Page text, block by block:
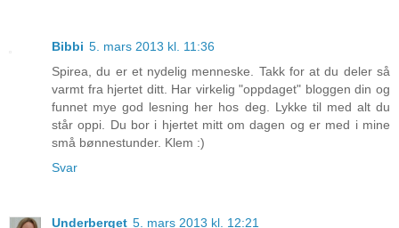
Bibbi 5. mars 2013 kl. 11:36
Spirea, du er et nydelig menneske. Takk for at du deler så
varmt fra hjertet ditt. Har virkelig "oppdaget" bloggen din og
funnet mye god lesning her hos deg. Lykke til med alt du
står oppi. Du bor i hjertet mitt om dagen og er med i mine
små bønnestunder. Klem :)
Svar
Underberget 5. mars 2013 kl. 12:21